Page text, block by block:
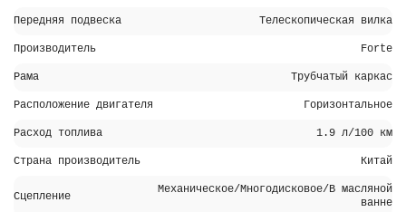
Передняя подвеска Телескопическая вилка
Производитель Forte
Рама Трубчатый каркас
Расположение двигателя Горизонтальное
Расход топлива 1.9 л/100 км
Страна производитель Китай
Сцепление
Механическое/Многодисковое/В масляной
ванне